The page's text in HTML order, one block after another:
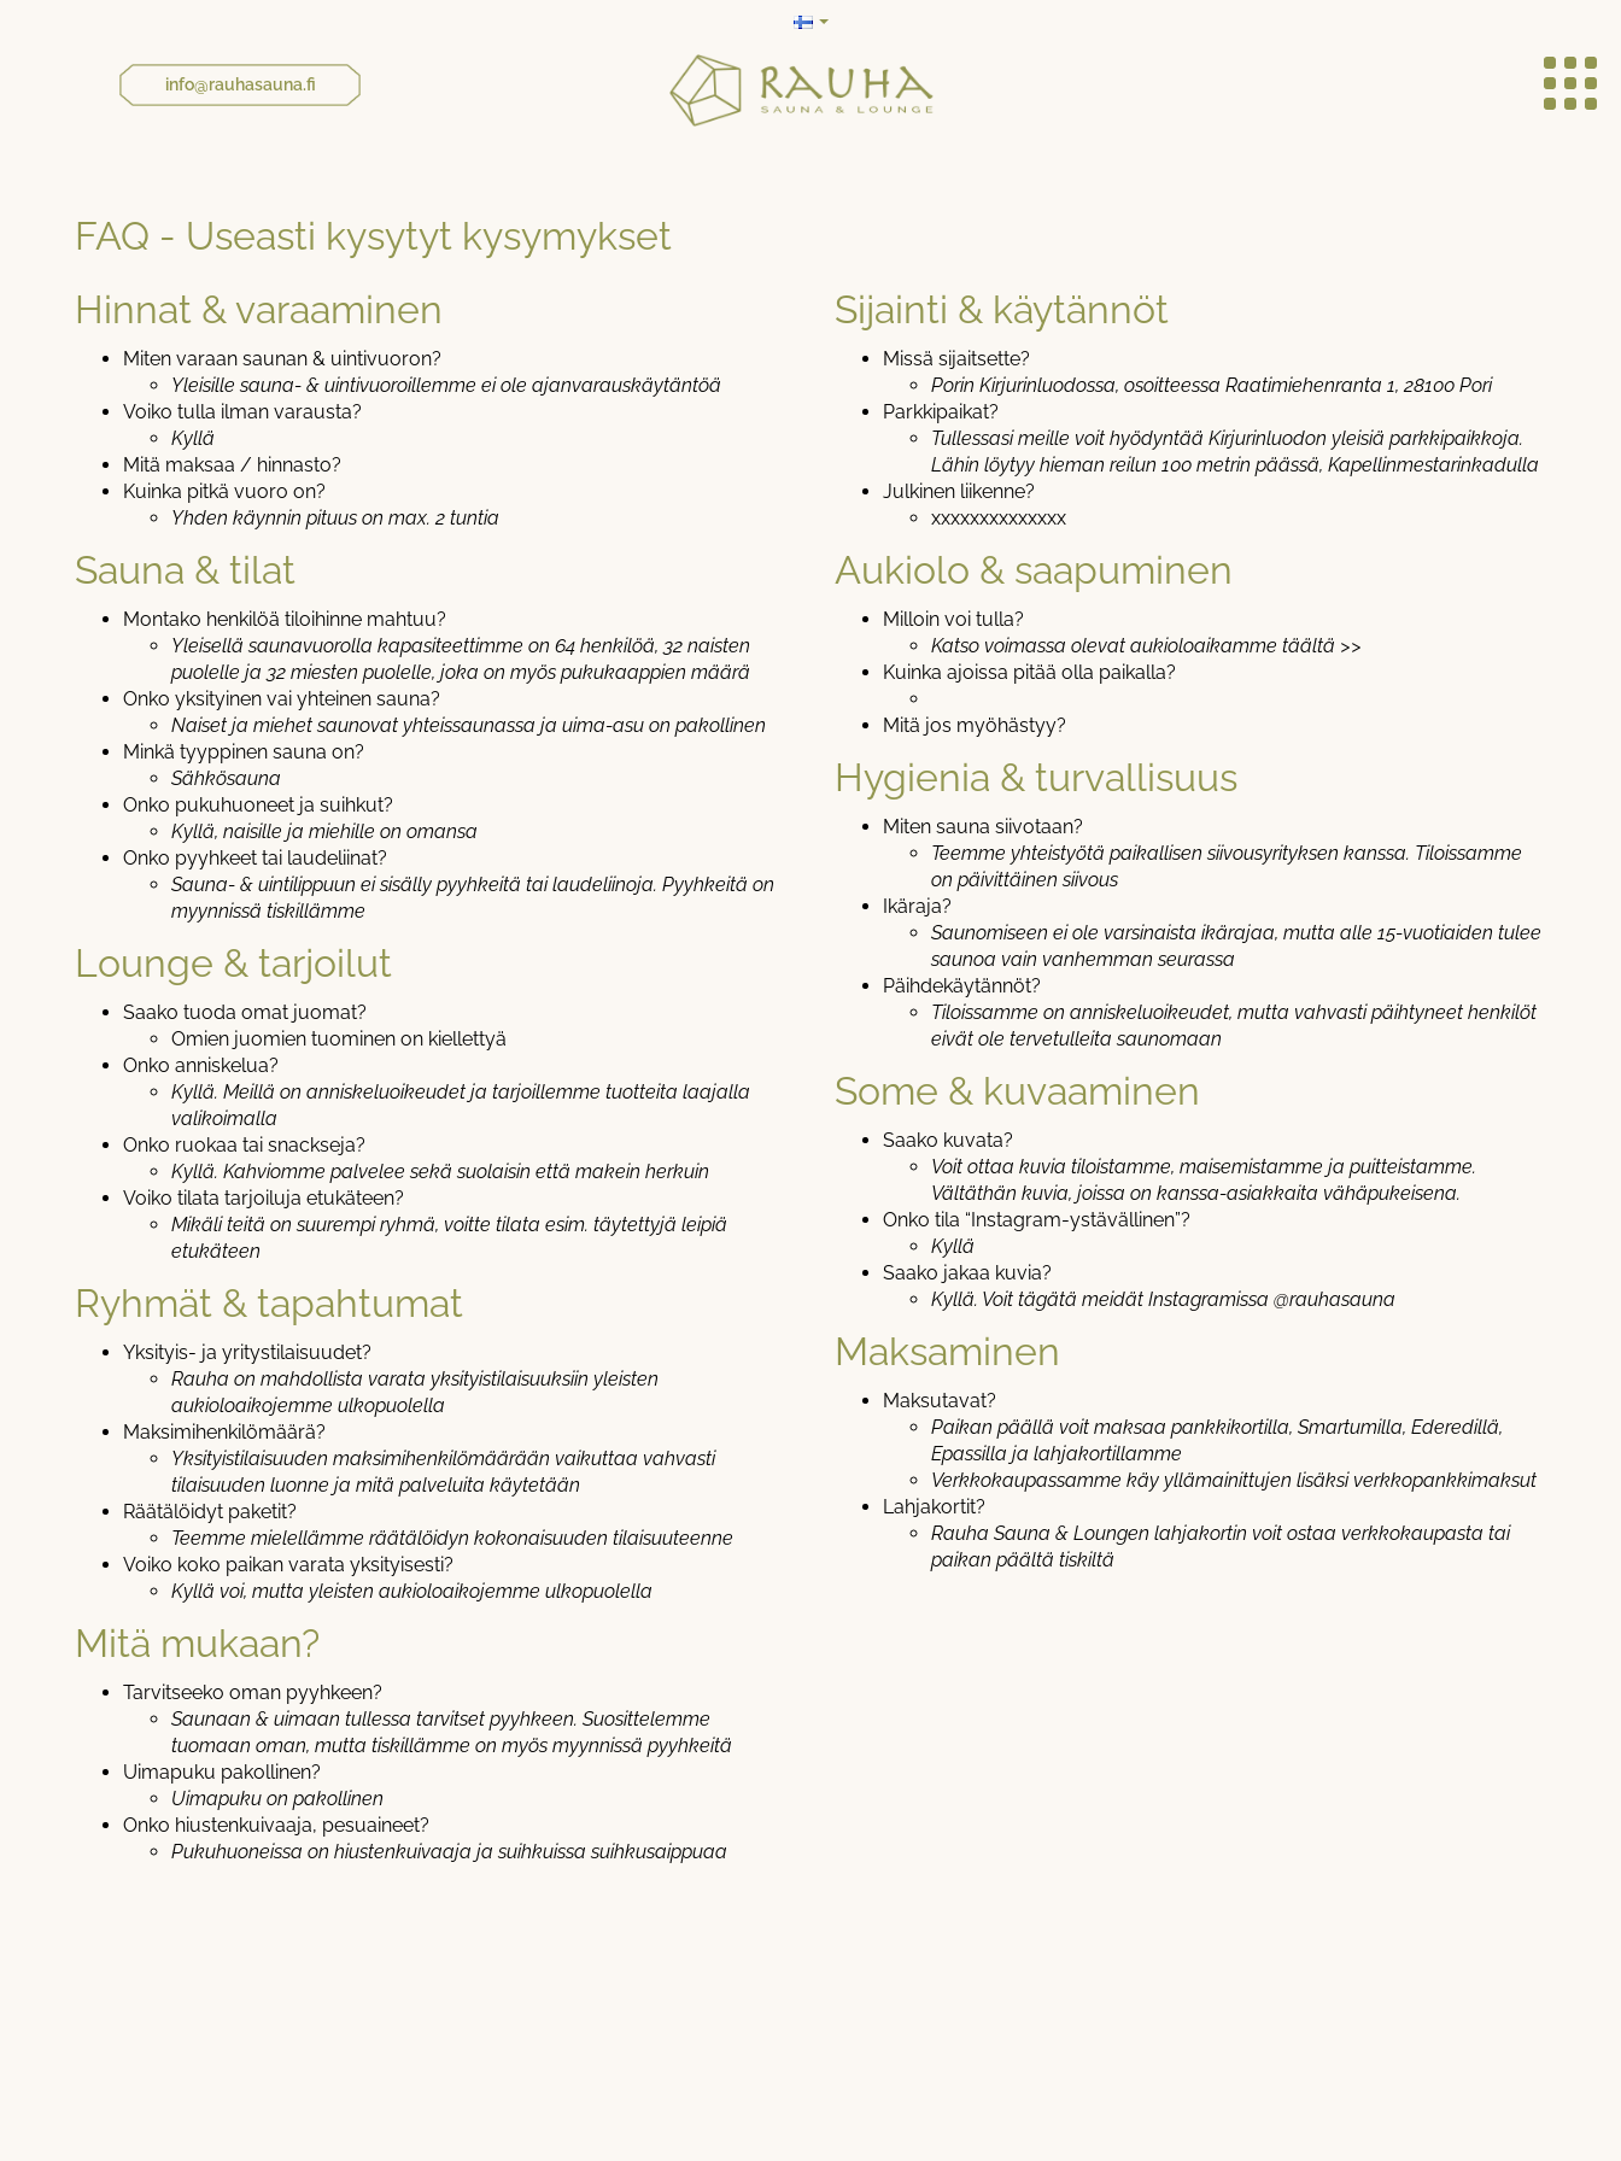
info@rauhasauna.fi
FAQ - Useasti kysytyt kysymykset
Hinnat & varaaminen
Miten varaan saunan & uintivuoron?
Yleisille sauna- & uintivuoroillemme ei ole ajanvarauskäytäntöä
Voiko tulla ilman varausta?
Kyllä
Mitä maksaa / hinnasto?
Kuinka pitkä vuoro on?
Yhden käynnin pituus on max. 2 tuntia
Sauna & tilat
Montako henkilöä tiloihinne mahtuu?
Yleisellä saunavuorolla kapasiteettimme on 64 henkilöä, 32 naisten
puolelle ja 32 miesten puolelle, joka on myös pukukaappien määrä
Onko yksityinen vai yhteinen sauna?
Naiset ja miehet saunovat yhteissaunassa ja uima-asu on pakollinen
Minkä tyyppinen sauna on?
Sähkösauna
Onko pukuhuoneet ja suihkut?
Kyllä, naisille ja miehille on omansa
Onko pyyhkeet tai laudeliinat?
Sauna- & uintilippuun ei sisälly pyyhkeitä tai laudeliinoja. Pyyhkeitä on
myynnissä tiskillämme
Lounge & tarjoilut
Saako tuoda omat juomat?
Omien juomien tuominen on kiellettyä
Onko anniskelua?
Kyllä. Meillä on anniskeluoikeudet ja tarjoillemme tuotteita laajalla
valikoimalla
Onko ruokaa tai snackseja?
Kyllä. Kahviomme palvelee sekä suolaisin että makein herkuin
Voiko tilata tarjoiluja etukäteen?
Mikäli teitä on suurempi ryhmä, voitte tilata esim. täytettyjä leipiä
etukäteen
Ryhmät & tapahtumat
Yksityis- ja yritystilaisuudet?
Rauha on mahdollista varata yksityistilaisuuksiin yleisten
aukioloaikojemme ulkopuolella
Maksimihenkilömäärä?
Yksityistilaisuuden maksimihenkilömäärään vaikuttaa vahvasti
tilaisuuden luonne ja mitä palveluita käytetään
Räätälöidyt paketit?
Teemme mielellämme räätälöidyn kokonaisuuden tilaisuuteenne
Voiko koko paikan varata yksityisesti?
Kyllä voi, mutta yleisten aukioloaikojemme ulkopuolella
Mitä mukaan?
Tarvitseeko oman pyyhkeen?
Saunaan & uimaan tullessa tarvitset pyyhkeen. Suosittelemme
tuomaan oman, mutta tiskillämme on myös myynnissä pyyhkeitä
Uimapuku pakollinen?
Uimapuku on pakollinen
Onko hiustenkuivaaja, pesuaineet?
Pukuhuoneissa on hiustenkuivaaja ja suihkuissa suihkusaippuaa
Sijainti & käytännöt
Missä sijaitsette?
Porin Kirjurinluodossa, osoitteessa Raatimiehenranta 1, 28100 Pori
Parkkipaikat?
Tullessasi meille voit hyödyntää Kirjurinluodon yleisiä parkkipaikkoja.
Lähin löytyy hieman reilun 100 metrin päässä, Kapellinmestarinkadulla
Julkinen liikenne?
xxxxxxxxxxxxxx
Aukiolo & saapuminen
Milloin voi tulla?
Katso voimassa olevat aukioloaikamme täältä >>
Kuinka ajoissa pitää olla paikalla?
Mitä jos myöhästyy?
Hygienia & turvallisuus
Miten sauna siivotaan?
Teemme yhteistyötä paikallisen siivousyrityksen kanssa. Tiloissamme
on päivittäinen siivous
Ikäraja?
Saunomiseen ei ole varsinaista ikärajaa, mutta alle 15-vuotiaiden tulee
saunoa vain vanhemman seurassa
Päihdekäytännöt?
Tiloissamme on anniskeluoikeudet, mutta vahvasti päihtyneet henkilöt
eivät ole tervetulleita saunomaan
Some & kuvaaminen
Saako kuvata?
Voit ottaa kuvia tiloistamme, maisemistamme ja puitteistamme.
Vältäthän kuvia, joissa on kanssa-asiakkaita vähäpukeisena.
Onko tila “Instagram-ystävällinen”?
Kyllä
Saako jakaa kuvia?
Kyllä. Voit tägätä meidät Instagramissa @rauhasauna
Maksaminen
Maksutavat?
Paikan päällä voit maksaa pankkikortilla, Smartumilla, Ederedillä,
Epassilla ja lahjakortillamme
Verkkokaupassamme käy yllämainittujen lisäksi verkkopankkimaksut
Lahjakortit?
Rauha Sauna & Loungen lahjakortin voit ostaa verkkokaupasta tai
paikan päältä tiskiltä